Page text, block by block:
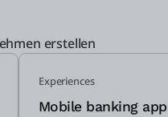
erstellen
Experiences
Mobile banking app